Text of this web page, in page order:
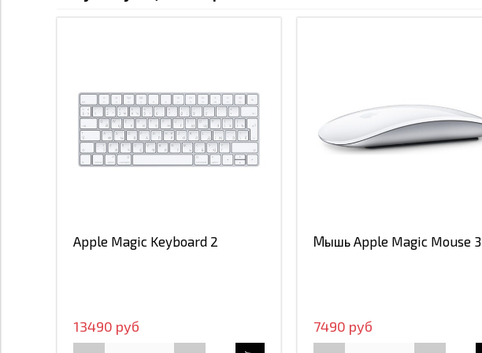
Apple Magic Keyboard 2
13490 руб
Мышь Apple Magic Mouse 3
7490 руб